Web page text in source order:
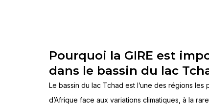
Pourquoi la GIRE est
dans le bassin du lac
Le bassin du lac Tchad est l’une des régions les
d’Afrique face aux variations climatiques, à la